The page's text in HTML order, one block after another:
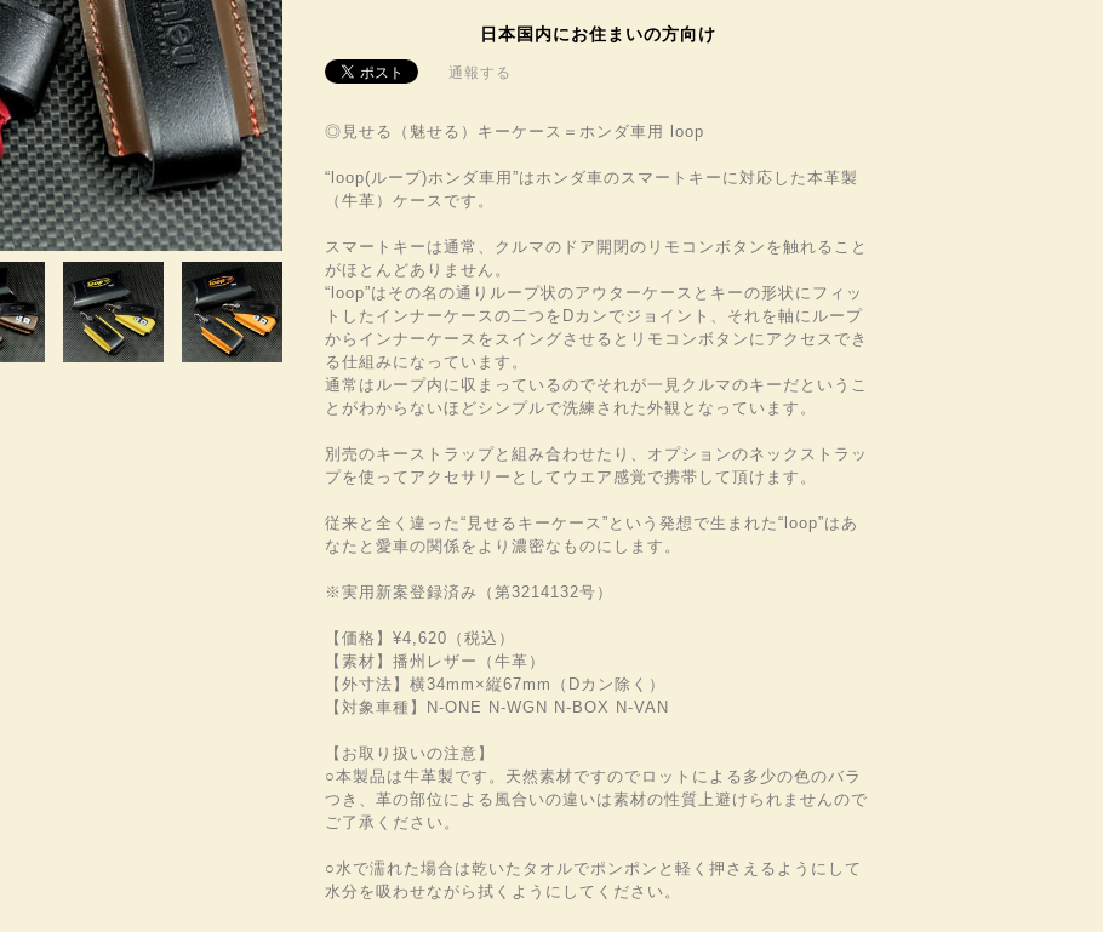
日本国内にお住まいの方向け
通報する
◎見せる（魅せる）キーケース＝ホンダ車用 loop
“loop(ループ)ホンダ車用”はホンダ車のスマートキーに対応した本革製
（牛革）ケースです。
スマートキーは通常、クルマのドア開閉のリモコンボタンを触れること
がほとんどありません。
“loop”はその名の通りループ状のアウターケースとキーの形状にフィッ
トしたインナーケースの二つをDカンでジョイント、それを軸にループ
からインナーケースをスイングさせるとリモコンボタンにアクセスでき
る仕組みになっています。
通常はループ内に収まっているのでそれが一見クルマのキーだというこ
とがわからないほどシンプルで洗練された外観となっています。
別売のキーストラップと組み合わせたり、オプションのネックストラッ
プを使ってアクセサリーとしてウエア感覚で携帯して頂けます。
従来と全く違った“見せるキーケース”という発想で生まれた“loop”はあ
なたと愛車の関係をより濃密なものにします。
※実用新案登録済み（第3214132号）
【価格】¥4,620（税込）
【素材】播州レザー（牛革）
【外寸法】横34mm×縦67mm（Dカン除く）
【対象車種】N-ONE N-WGN N-BOX N-VAN
【お取り扱いの注意】
○本製品は牛革製です。天然素材ですのでロットによる多少の色のバラ
つき、革の部位による風合いの違いは素材の性質上避けられませんので
ご了承ください。
○水で濡れた場合は乾いたタオルでポンポンと軽く押さえるようにして
水分を吸わせながら拭くようにしてください。